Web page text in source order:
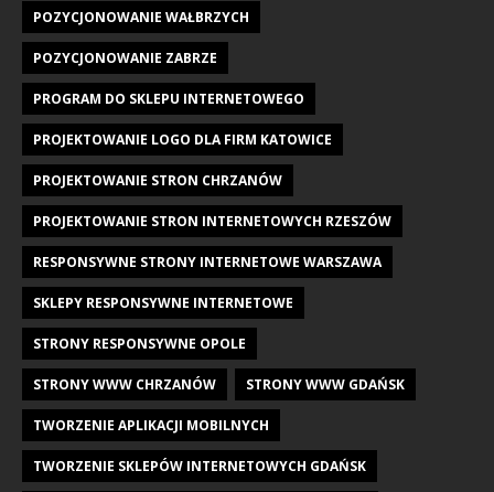
POZYCJONOWANIE WAŁBRZYCH
POZYCJONOWANIE ZABRZE
PROGRAM DO SKLEPU INTERNETOWEGO
PROJEKTOWANIE LOGO DLA FIRM KATOWICE
PROJEKTOWANIE STRON CHRZANÓW
PROJEKTOWANIE STRON INTERNETOWYCH RZESZÓW
RESPONSYWNE STRONY INTERNETOWE WARSZAWA
SKLEPY RESPONSYWNE INTERNETOWE
STRONY RESPONSYWNE OPOLE
STRONY WWW CHRZANÓW STRONY WWW GDAŃSK
TWORZENIE APLIKACJI MOBILNYCH
TWORZENIE SKLEPÓW INTERNETOWYCH GDAŃSK